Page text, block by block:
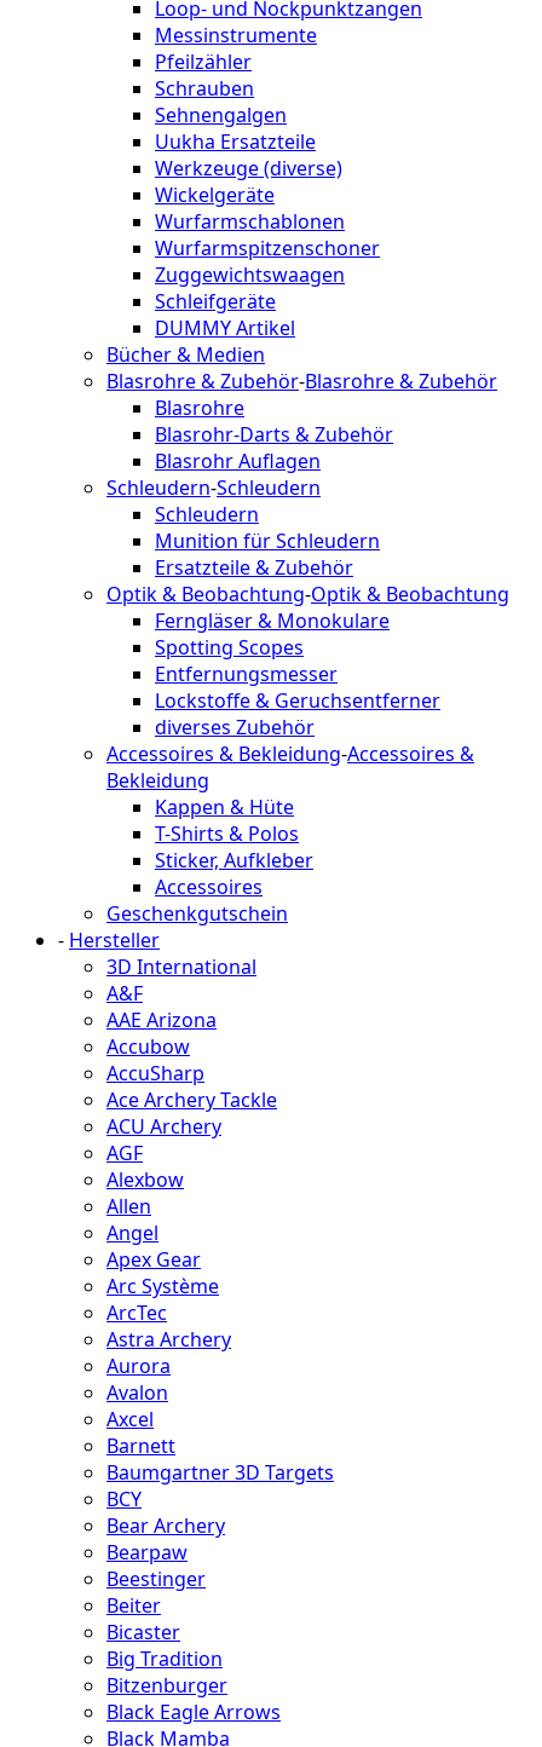
Loop- und Nockpunktzangen
Messinstrumente
Pfeilzähler
Schrauben
Sehnengalgen
Uukha Ersatzteile
Werkzeuge (diverse)
Wickelgeräte
Wurfarmschablonen
Wurfarmspitzenschoner
Zuggewichtswaagen
Schleifgeräte
DUMMY Artikel
Bücher & Medien
Blasrohre & Zubehör-Blasrohre & Zubehör
Blasrohre
Blasrohr-Darts & Zubehör
Blasrohr Auflagen
Schleudern-Schleudern
Schleudern
Munition für Schleudern
Ersatzteile & Zubehör
Optik & Beobachtung-Optik & Beobachtung
Ferngläser & Monokulare
Spotting Scopes
Entfernungsmesser
Lockstoffe & Geruchsentferner
diverses Zubehör
Accessoires & Bekleidung-Accessoires &
Bekleidung
Kappen & Hüte
T-Shirts & Polos
Sticker, Aufkleber
Accessoires
Geschenkgutschein
- Hersteller
3D International
A&F
AAE Arizona
Accubow
AccuSharp
Ace Archery Tackle
ACU Archery
AGF
Alexbow
Allen
Angel
Apex Gear
Arc Système
ArcTec
Astra Archery
Aurora
Avalon
Axcel
Barnett
Baumgartner 3D Targets
BCY
Bear Archery
Bearpaw
Beestinger
Beiter
Bicaster
Big Tradition
Bitzenburger
Black Eagle Arrows
Black Mamba